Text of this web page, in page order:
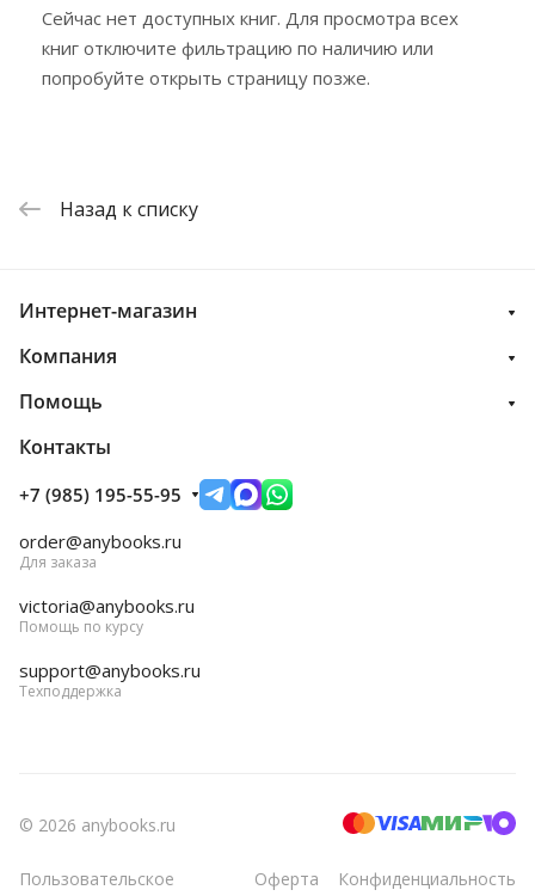
Сейчас нет доступных книг. Для просмотра всех
книг отключите фильтрацию по наличию или
попробуйте открыть страницу позже.
Назад к списку
Интернет-магазин
Компания
Помощь
Контакты
+7 (985) 195-55-95
order@anybooks.ru
Для заказа
victoria@anybooks.ru
Помощь по курсу
support@anybooks.ru
Техподдержка
© 2026 anybooks.ru
Пользовательское
Оферта Конфиденциальность